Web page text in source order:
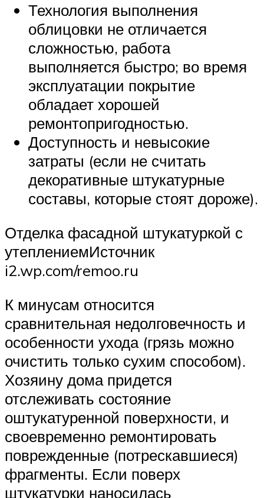
Технология выполнения
облицовки не отличается
сложностью, работа
выполняется быстро; во время
эксплуатации покрытие
обладает хорошей
ремонтопригодностью.
Доступность и невысокие
затраты (если не считать
декоративные штукатурные
составы, которые стоят дороже).
Отделка фасадной штукатуркой с
утеплениемИсточник
i2.wp.com/remoo.ru
К минусам относится
сравнительная недолговечность и
особенности ухода (грязь можно
очистить только сухим способом).
Хозяину дома придется
отслеживать состояние
оштукатуренной поверхности, и
своевременно ремонтировать
поврежденные (потрескавшиеся)
фрагменты. Если поверх
штукатурки наносилась